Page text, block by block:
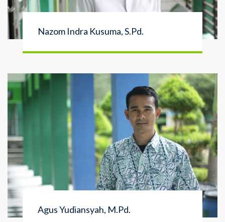
Nazom Indra Kusuma, S.Pd.
Agus Yudiansyah, M.Pd.